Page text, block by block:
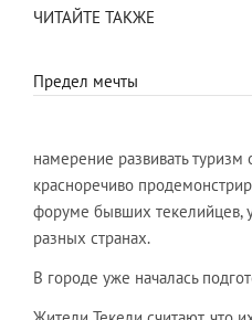
ЧИТАЙТЕ ТАКЖЕ
Предел мечты
намерение развивать туризм
красноречиво
форуме бывших
разных странах.
В городе уже началась